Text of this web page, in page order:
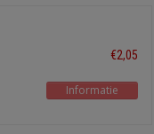
€2,05
Informatie